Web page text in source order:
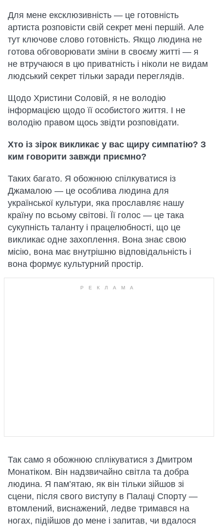
Для мене ексклюзивність — це готовність
артиста розповісти свій секрет мені першій. Але
тут ключове слово готовність. Якщо людина не
готова обговорювати зміни в своєму житті — я
не втручаюся в цю приватність і ніколи не видам
людський секрет тільки заради переглядів.
Щодо Христини Соловій, я не володію
інформацією щодо її особистого життя. І не
володію правом щось звідти розповідати.
Хто із зірок викликає у вас щиру симпатію? З
ким говорити завжди приємно?
Таких багато. Я обожнюю спілкуватися із
Джамалою — це особлива людина для
української культури, яка прославляє нашу
країну по всьому світові. Її голос — це така
сукупність таланту і працелюбності, що це
викликає одне захоплення. Вона знає свою
місію, вона має внутрішню відповідальність і
вона формує культурний простір.
Так само я обожнюю сплікуватися з Дмитром
Монатіком. Він надзвичайно світла та добра
людина. Я пам’ятаю, як він тільки зійшов зі
сцени, після свого виступу в Палаці Спорту —
втомлений, виснажений, ледве тримався на
ногах, підійшов до мене і запитав, чи вдалося